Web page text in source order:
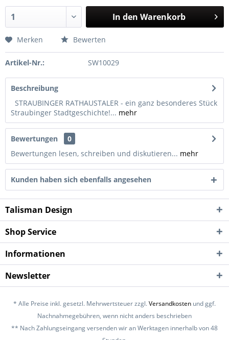
In den Warenkorb
Merken Bewerten
Artikel-Nr.: SW10029
Beschreibung
STRAUBINGER RATHAUSTALER - ein ganz besonderes Stück
Straubinger Stadtgeschichte!... mehr
Bewertungen
0
Bewertungen lesen, schreiben und diskutieren... mehr
Kunden haben sich ebenfalls angesehen
Talisman Design
Shop Service
Informationen
Newsletter
* Alle Preise inkl. gesetzl. Mehrwertsteuer zzgl.Versandkosten und ggf.
Nachnahmegebühren, wenn nicht anders beschrieben
** Nach Zahlungseingang versenden wir an Werktagen innerhalb von 48